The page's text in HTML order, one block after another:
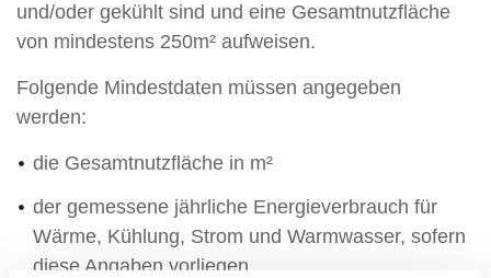
und/oder gekühlt sind und eine Gesamtnutzfläche
von mindestens 250m² aufweisen.
Folgende Mindestdaten müssen angegeben
werden:
die Gesamtnutzfläche in m²
der gemessene jährliche Energieverbrauch für
Wärme, Kühlung, Strom und Warmwasser, sofern
diese Angaben vorliegen,